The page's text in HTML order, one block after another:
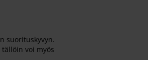
suorituskyvyn.
voi myös